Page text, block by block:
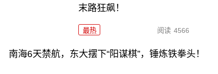
末路狂飙！
最热 阅读 4566
南海6天禁航，东大摆下“阳谋棋”，锤炼铁拳头！